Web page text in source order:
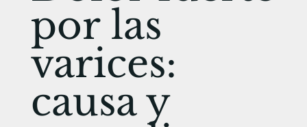
por las
varices:
causa y